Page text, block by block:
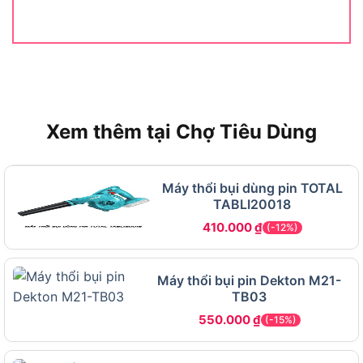
Hỗ trợ lâm nghiệp nhẹtrong việc thổi sạch
tay, BG-86C được tối ưu cho các buổi làm việc
kéo dài mà không gây mỏi tay quá mức. Bình
nhiên liệu 0.44 lít giúp máy hoạt động liên tục
trong khoảng 30 đến 45 phút trước khi cần đổ
thêm xăng, đủ cho các tác vụ thông thường trong
một phiên làm vườn.
Máy Thổi Hơi Stihl BG-86C Có Những
Thông Số Kỹ Thuật Gì?
Stihl BG-86C có 7 thông số kỹ thuật chính gồm:
loại động cơ 2 thì, dung tích xi lanh 27.2 cc, công
suất 0.8 kW, lực thổi 15 N, tốc độ gió tối đa 89
Xem thêm tại Chợ Tiêu Dùng
Máy thổi bụi dùng pin TOTAL
TABLI20018
410.000₫ (-12%)
Máy thổi bụi pin Dekton M21-
TB03
550.000₫ (-15%)